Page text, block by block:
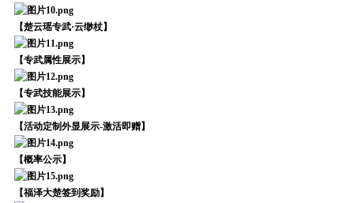
【楚云瑶专武·云缈杖】
【专武属性展示】
【专武技能展示】
【活动定制外显展示-激活即赠】
【概率公示】
【福泽大楚签到奖励】